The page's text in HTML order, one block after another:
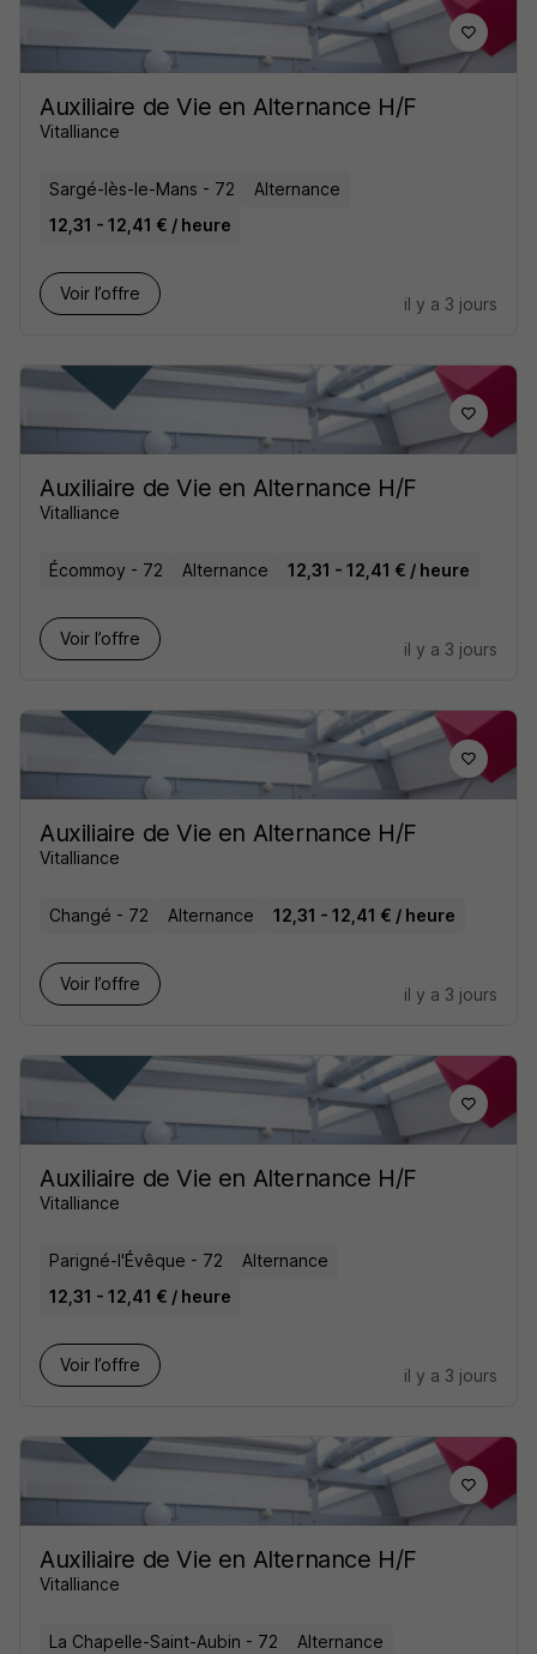
Auxiliaire de Vie en Alternance H/F
Vitalliance
Sargé-lès-le-Mans - 72
Alternance
12,31 - 12,41 € / heure
Voir l’offre
il y a 3 jours
Auxiliaire de Vie en Alternance H/F
Vitalliance
Écommoy - 72 Alternance 12,31 - 12,41 € / heure
Voir l’offre
il y a 3 jours
Auxiliaire de Vie en Alternance H/F
Vitalliance
Changé - 72 Alternance 12,31 - 12,41 € / heure
Voir l’offre
il y a 3 jours
Auxiliaire de Vie en Alternance H/F
Vitalliance
Parigné-l'Évêque - 72
Alternance
12,31 - 12,41 € / heure
Voir l’offre
il y a 3 jours
Auxiliaire de Vie en Alternance H/F
Vitalliance
La Chapelle-Saint-Aubin - 72 Alternance